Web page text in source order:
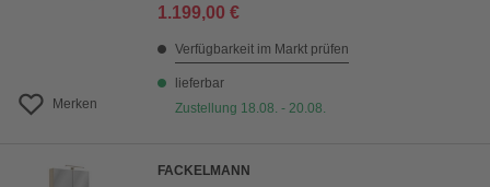
Merken
1.199,00 €
Verfügbarkeit im Markt prüfen
lieferbar
Zustellung 18.08. - 20.08.
FACKELMANN